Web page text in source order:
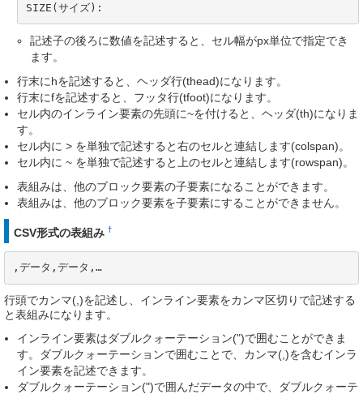
SIZE(サイズ):
記述子の後ろに数値を記述すると、セル幅がpx単位で指定でき
ます。
行末にhを記述すると、ヘッダ行(thead)になります。
行末にfを記述すると、フッタ行(tfoot)になります。
セル内のインライン要素の先頭に~を付けると、ヘッダ(th)になりま
す。
セル内に > を単独で記述すると右のセルと連結します(colspan)。
セル内に ~ を単独で記述すると上のセルと連結します(rowspan)。
表組みは、他のブロック要素の子要素になることができます。
表組みは、他のブロック要素を子要素にすることができません。
CSV形式の表組み †
,データ,データ,…
行頭でカンマ(,)を記述し、インライン要素をカンマ区切りで記述する
と表組みになります。
インライン要素はダブルクォーテーション(")で囲むことができま
す。ダブルクォーテーションで囲むことで、カンマ(,)を含むインラ
イン要素を記述できます。
ダブルクォーテーション(")で囲んだデータの中で、ダブルクォーテ